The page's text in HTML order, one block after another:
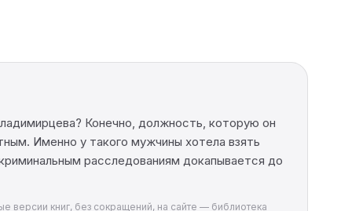
Конечно, должность, которую он
Именно у такого мужчины хотела взять
расследованиям докапывается до
версии книг, без сокращений, на сайте — библиотека